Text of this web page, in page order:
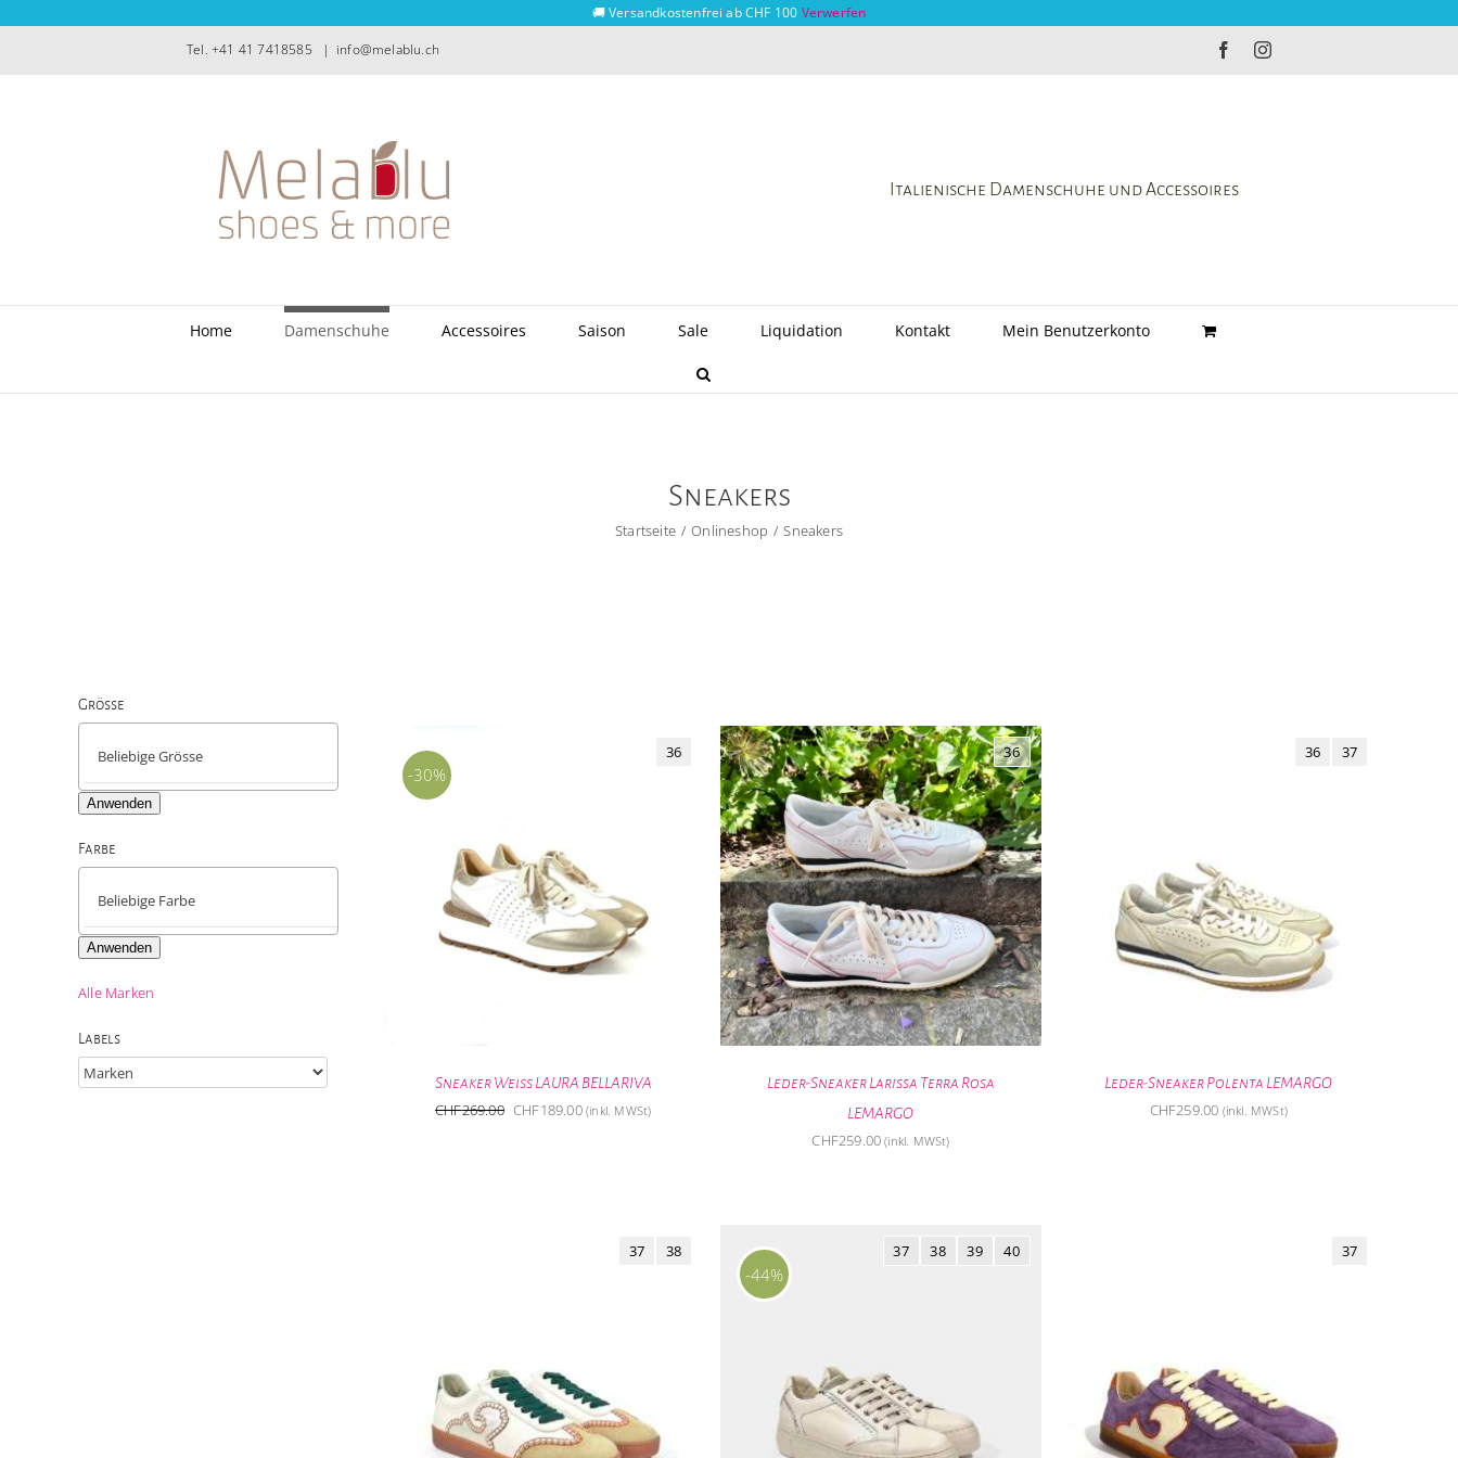
🚚 Versandkostenfrei ab CHF 100 Verwerfen
Tel. +41 41 7418585 | info@melablu.ch FacebookInstagram
Italienische Damenschuhe und Accessoires
Home Damenschuhe Accessoires Saison Sale Liquidation Kontakt Mein Benutzerkonto
Sneakers
Startseite Onlineshop Sneakers
-30%
Sneaker Weiss LAURA BELLARIVA
36
CHF269.00 Ursprünglicher
CHF189.00Aktueller
(inkl. MWSt)
Leder-Sneaker Larissa Terra Rosa
LEMARGO
36
CHF259.00 (inkl. MWSt)
Leder-Sneaker Polenta LEMARGO
36 37
CHF259.00 (inkl. MWSt)
37 38
-44%
37 38 39 40 37
Grösse
Anwenden
Farbe
Anwenden
Alle Marken
Labels